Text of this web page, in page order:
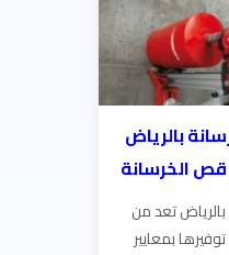
بالرياض
الخرسانة
تعد من
بمعايير